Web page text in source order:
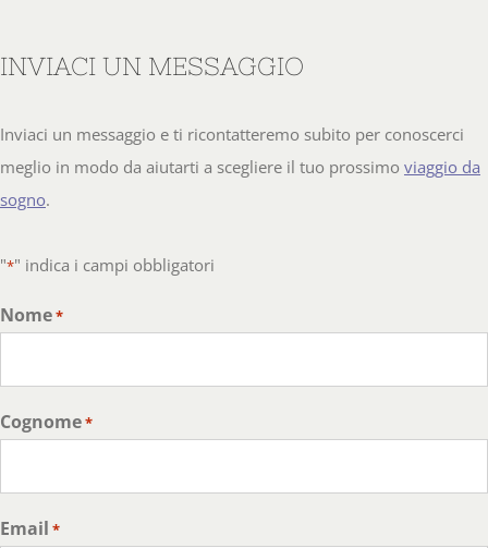
INVIACI UN MESSAGGIO
Inviaci un messaggio e ti ricontatteremo subito per conoscerci
meglio in modo da aiutarti a scegliere il tuo prossimo viaggio da
sogno.
"*" indica i campi obbligatori
Nome*
Cognome*
Email *